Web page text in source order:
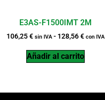
E3AS-F1500IMT 2M
106,25€ sin IVA - 128,56€ con IVA
Añadir al carrito